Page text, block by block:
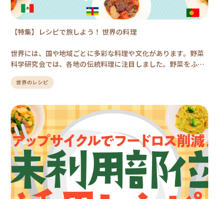
【特集】レシピで旅しよう！ 世界の料理
世界には、国や地域ごとに多彩な料理や文化があります。野菜
科学研究会では、各地の伝統料理に注目しました。野菜をふん
だんに使った世界の料理を食卓に取り入れることで、野菜の新
たな魅力や美味しさを再発見できるかもしれません。ベジラボ
取り入れています。ベジラボレシピを通じて、味覚で巡る世界
の旅に出てみませんか？
世界のレシピ